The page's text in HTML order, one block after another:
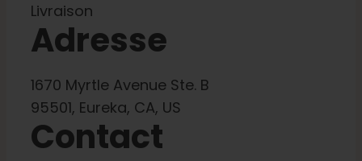
Contact
Français
Livraison
Adresse
1670 Myrtle Avenue Ste. B
95501, Eureka, CA, US
Contact